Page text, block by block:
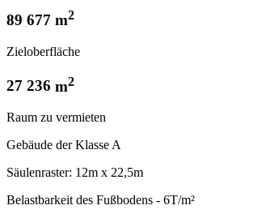
89 677 m2
Zieloberfläche
27 236 m2
Raum zu vermieten
Gebäude der Klasse A
Säulenraster: 12m x 22,5m
Belastbarkeit des Fußbodens - 6T/m²